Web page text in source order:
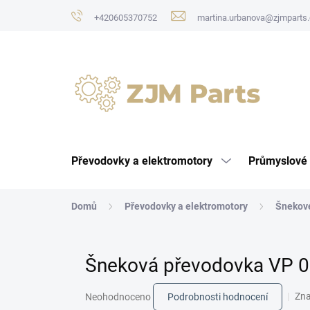
+420605370752
Převodovky a elektromotory
Domů Převodovky a elektromotory
Šneková převodovka VP
hodnocení
Neohodnoceno Podrobnosti hodnocení